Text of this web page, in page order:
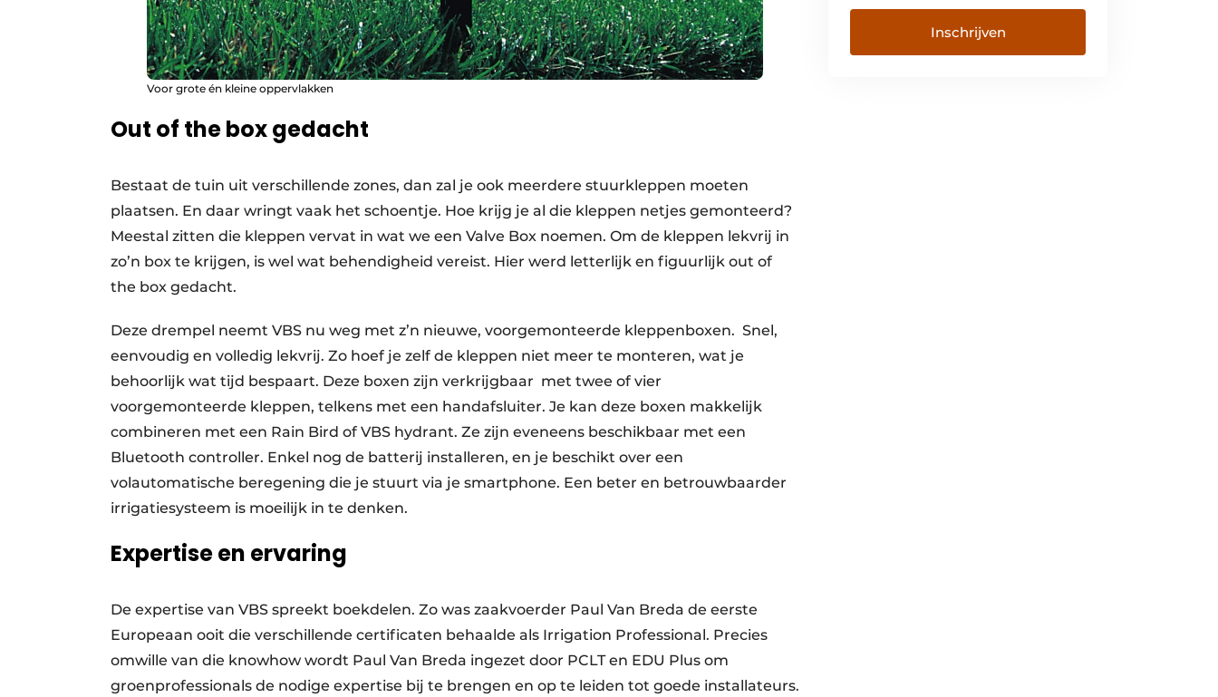
Voor grote én kleine oppervlakken
Out of the box gedacht
Bestaat de tuin uit verschillende zones, dan zal je ook meerdere stuurkleppen moeten
plaatsen. En daar wringt vaak het schoentje. Hoe krijg je al die kleppen netjes gemonteerd?
Meestal zitten die kleppen vervat in wat we een Valve Box noemen. Om de kleppen lekvrij in
zo’n box te krijgen, is wel wat behendigheid vereist. Hier werd letterlijk en figuurlijk out of
the box gedacht.
Deze drempel neemt VBS nu weg met z’n nieuwe, voorgemonteerde kleppenboxen. Snel,
eenvoudig en volledig lekvrij. Zo hoef je zelf de kleppen niet meer te monteren, wat je
behoorlijk wat tijd bespaart. Deze boxen zijn verkrijgbaar met twee of vier
voorgemonteerde kleppen, telkens met een handafsluiter. Je kan deze boxen makkelijk
combineren met een Rain Bird of VBS hydrant. Ze zijn eveneens beschikbaar met een
Bluetooth controller. Enkel nog de batterij installeren, en je beschikt over een
volautomatische beregening die je stuurt via je smartphone. Een beter en betrouwbaarder
irrigatiesysteem is moeilijk in te denken.
Expertise en ervaring
De expertise van VBS spreekt boekdelen. Zo was zaakvoerder Paul Van Breda de eerste
Europeaan ooit die verschillende certificaten behaalde als Irrigation Professional. Precies
omwille van die knowhow wordt Paul Van Breda ingezet door PCLT en EDU Plus om
groenprofessionals de nodige expertise bij te brengen en op te leiden tot goede installateurs.